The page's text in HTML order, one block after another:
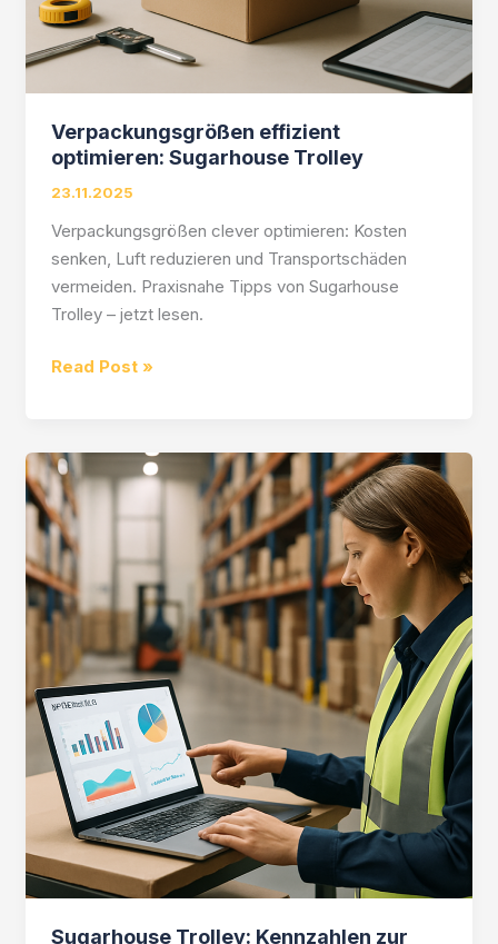
Verpackungsgrößen effizient
optimieren: Sugarhouse Trolley
23.11.2025
Verpackungsgrößen clever optimieren: Kosten
senken, Luft reduzieren und Transportschäden
vermeiden. Praxisnahe Tipps von Sugarhouse
Trolley – jetzt lesen.
Verpackungsgrößen
Sugarhouse
Trolley
Read Post »
Sugarhouse Trolley: Kennzahlen zur